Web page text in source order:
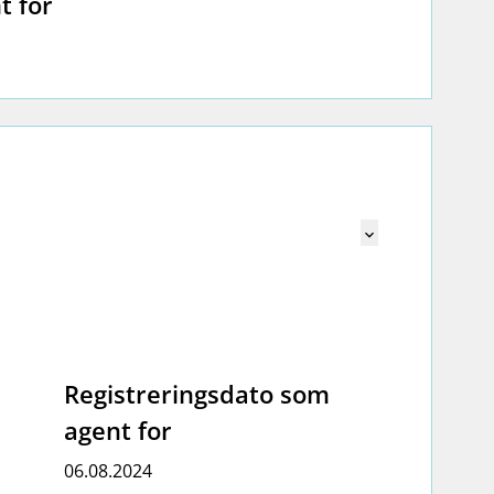
Mangler tekst
keyboard_arrow_down
Registreringsdato som
agent for
06.08.2024